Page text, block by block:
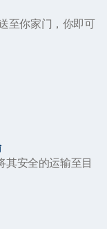
至你家门，你即可
其安全的运输至目